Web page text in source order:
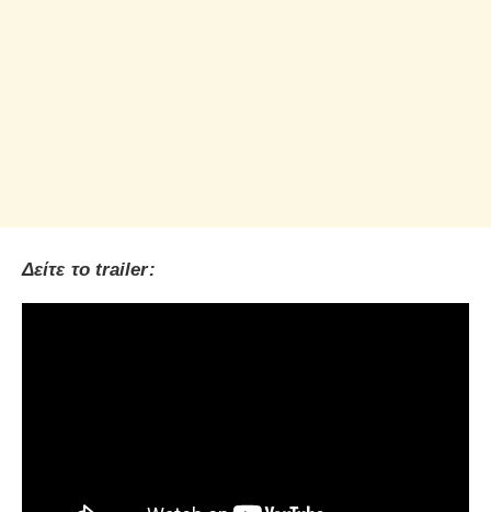
Δείτε το trailer: